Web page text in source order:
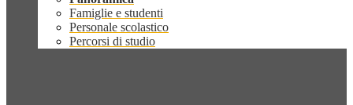
Famiglie e studenti
Personale scolastico
Percorsi di studio